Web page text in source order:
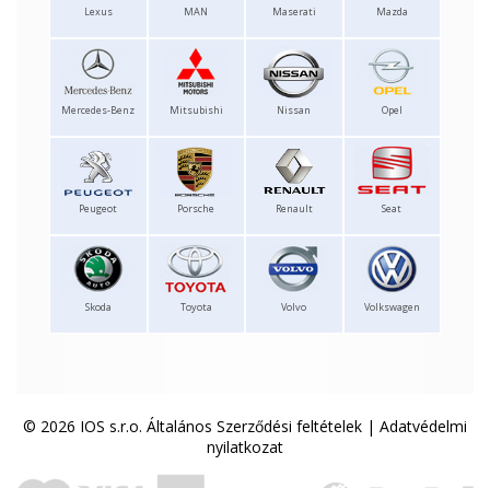
Lexus MAN Maserati Mazda
Mercedes-Benz Mitsubishi Nissan Opel
Peugeot Porsche Renault Seat
Skoda Toyota Volvo Volkswagen
© 2026 IOS s.r.o. Általános Szerződési feltételek | Adatvédelmi
nyilatkozat